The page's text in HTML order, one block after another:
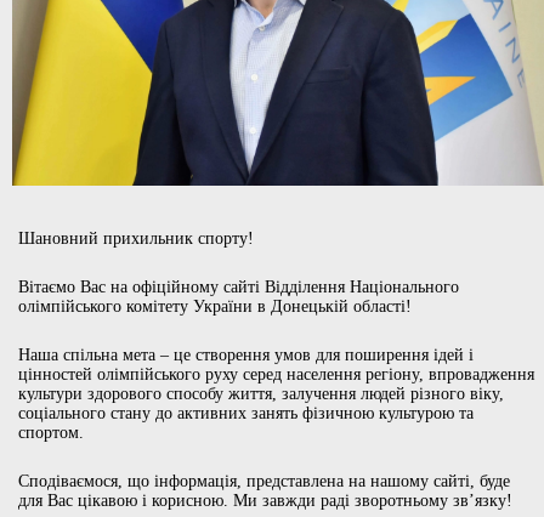
Шановний прихильник спорту!
Вітаємо Вас на офіційному сайті Відділення Національного
олімпійського комітету України в Донецькій області!
Наша спільна мета – це створення умов для поширення ідей і
цінностей олімпійського руху серед населення регіону, впровадження
культури здорового способу життя, залучення людей різного віку,
соціального стану до активних занять фізичною культурою та
спортом.
Сподіваємося, що інформація, представлена на нашому сайті, буде
для Вас цікавою і корисною. Ми завжди раді зворотньому зв’язку!